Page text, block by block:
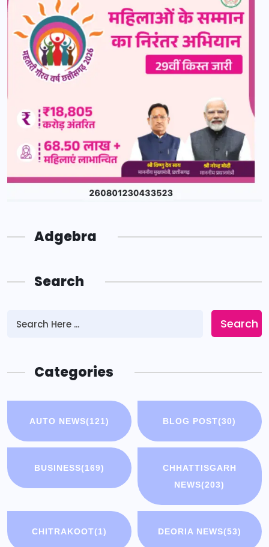
Adgebra
Search
Search
Categories
AUTO NEWS(121) BLOG POST(30)
BUSINESS(169)
CHHATTISGARH
NEWS(203)
CHITRAKOOT(1) DEORIA NEWS(53)